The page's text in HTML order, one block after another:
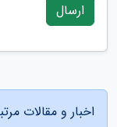
ارسال
اخبار و مقالات